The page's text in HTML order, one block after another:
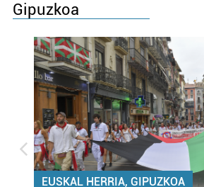
Gipuzkoa
EUSKAL HERRIA, GIPUZKOA